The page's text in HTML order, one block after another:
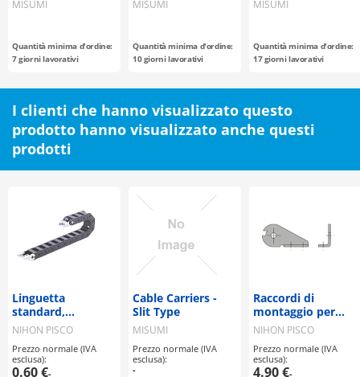
MISUMI
Quantità minima d'ordine:
7 giorni lavorativi
acciaio / fosfatato
/ 58-62HRC
MISUMI
Quantità minima d'ordine:
10 giorni lavorativi
MISUMI
Quantità minima d'ordine:
17 giorni lavorativi
I clienti che hanno visualizzato questo
prodotto hanno visualizzato anche questi
prodotti
Linguetta
standard,
Portacavi con
fissaggio Serie
HPK
NIHON PISCO
Prezzo normale (IVA
esclusa):
0.60 €-
Cable Carriers -
Slit Type
MISUMI
Prezzo normale (IVA
esclusa):
-
Raccordi di
montaggio per
serie HPU
NIHON PISCO
Prezzo normale (IVA
esclusa):
4.90 €-